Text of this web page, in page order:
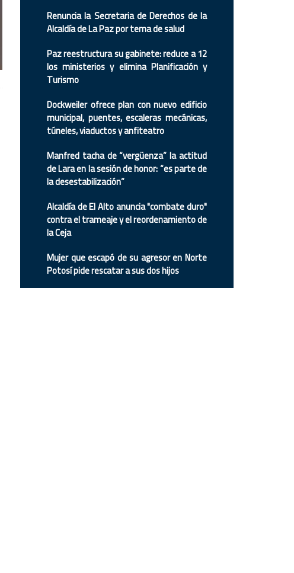
Renuncia la Secretaria de Derechos de la
Alcaldía de La Paz por tema de salud
Paz reestructura su gabinete: reduce a 12
los ministerios y elimina Planificación y
Turismo
Dockweiler ofrece plan con nuevo edificio
municipal, puentes, escaleras mecánicas,
túneles, viaductos y anfiteatro
Manfred tacha de “vergüenza” la actitud
de Lara en la sesión de honor: “es parte de
la desestabilización”
Alcaldía de El Alto anuncia "combate duro"
contra el trameaje y el reordenamiento de
la Ceja
Mujer que escapó de su agresor en Norte
Potosí pide rescatar a sus dos hijos